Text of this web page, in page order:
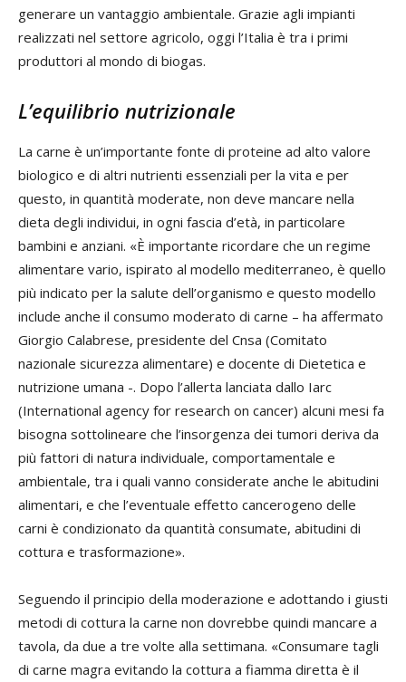
generare un vantaggio ambientale. Grazie agli impianti
realizzati nel settore agricolo, oggi l’Italia è tra i primi
produttori al mondo di biogas.
L’equilibrio nutrizionale
La carne è un’importante fonte di proteine ad alto valore
biologico e di altri nutrienti essenziali per la vita e per
questo, in quantità moderate, non deve mancare nella
dieta degli individui, in ogni fascia d’età, in particolare
bambini e anziani. «È importante ricordare che un regime
alimentare vario, ispirato al modello mediterraneo, è quello
più indicato per la salute dell’organismo e questo modello
include anche il consumo moderato di carne – ha affermato
Giorgio Calabrese, presidente del Cnsa (Comitato
nazionale sicurezza alimentare) e docente di Dietetica e
nutrizione umana -. Dopo l’allerta lanciata dallo Iarc
(International agency for research on cancer) alcuni mesi fa
bisogna sottolineare che l’insorgenza dei tumori deriva da
più fattori di natura individuale, comportamentale e
ambientale, tra i quali vanno considerate anche le abitudini
alimentari, e che l’eventuale effetto cancerogeno delle
carni è condizionato da quantità consumate, abitudini di
cottura e trasformazione».
Seguendo il principio della moderazione e adottando i giusti
metodi di cottura la carne non dovrebbe quindi mancare a
tavola, da due a tre volte alla settimana. «Consumare tagli
di carne magra evitando la cottura a fiamma diretta è il